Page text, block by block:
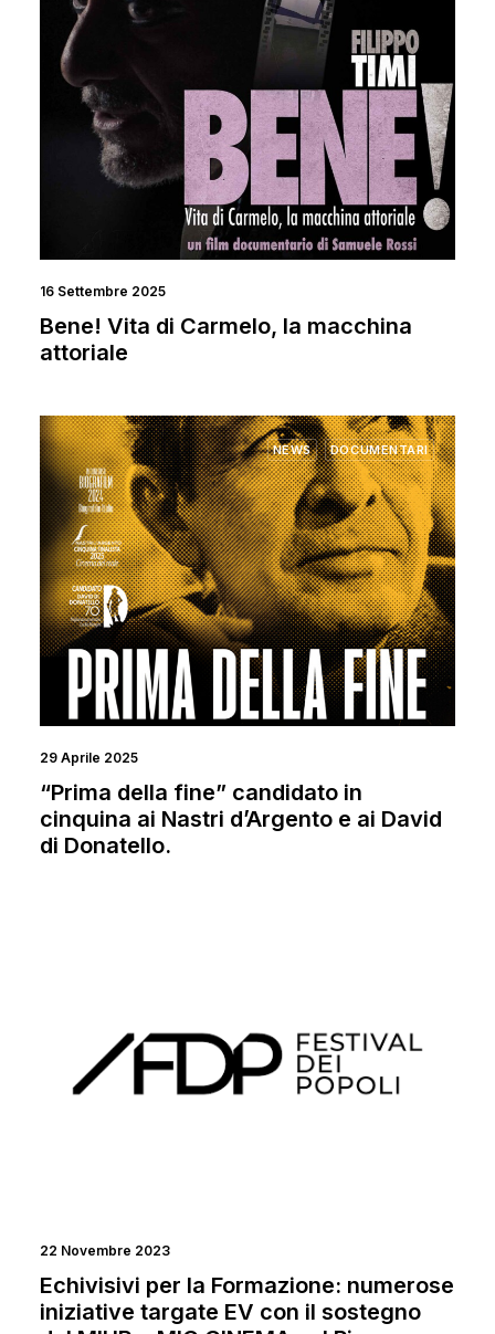
16 Settembre 2025
Bene! Vita di Carmelo, la macchina
attoriale
NEWS DOCUMENTARI
29 Aprile 2025
“Prima della fine” candidato in
cinquina ai Nastri d’Argento e ai David
di Donatello.
22 Novembre 2023
Echivisivi per la Formazione: numerose
iniziative targate EV con il sostegno